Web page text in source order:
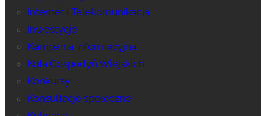
Internet i Telekomunikacja
Inwestycje
Kampania informacyjna
Koła Gospodyń Wiejskich
Konkursy
Konsultacje społeczne